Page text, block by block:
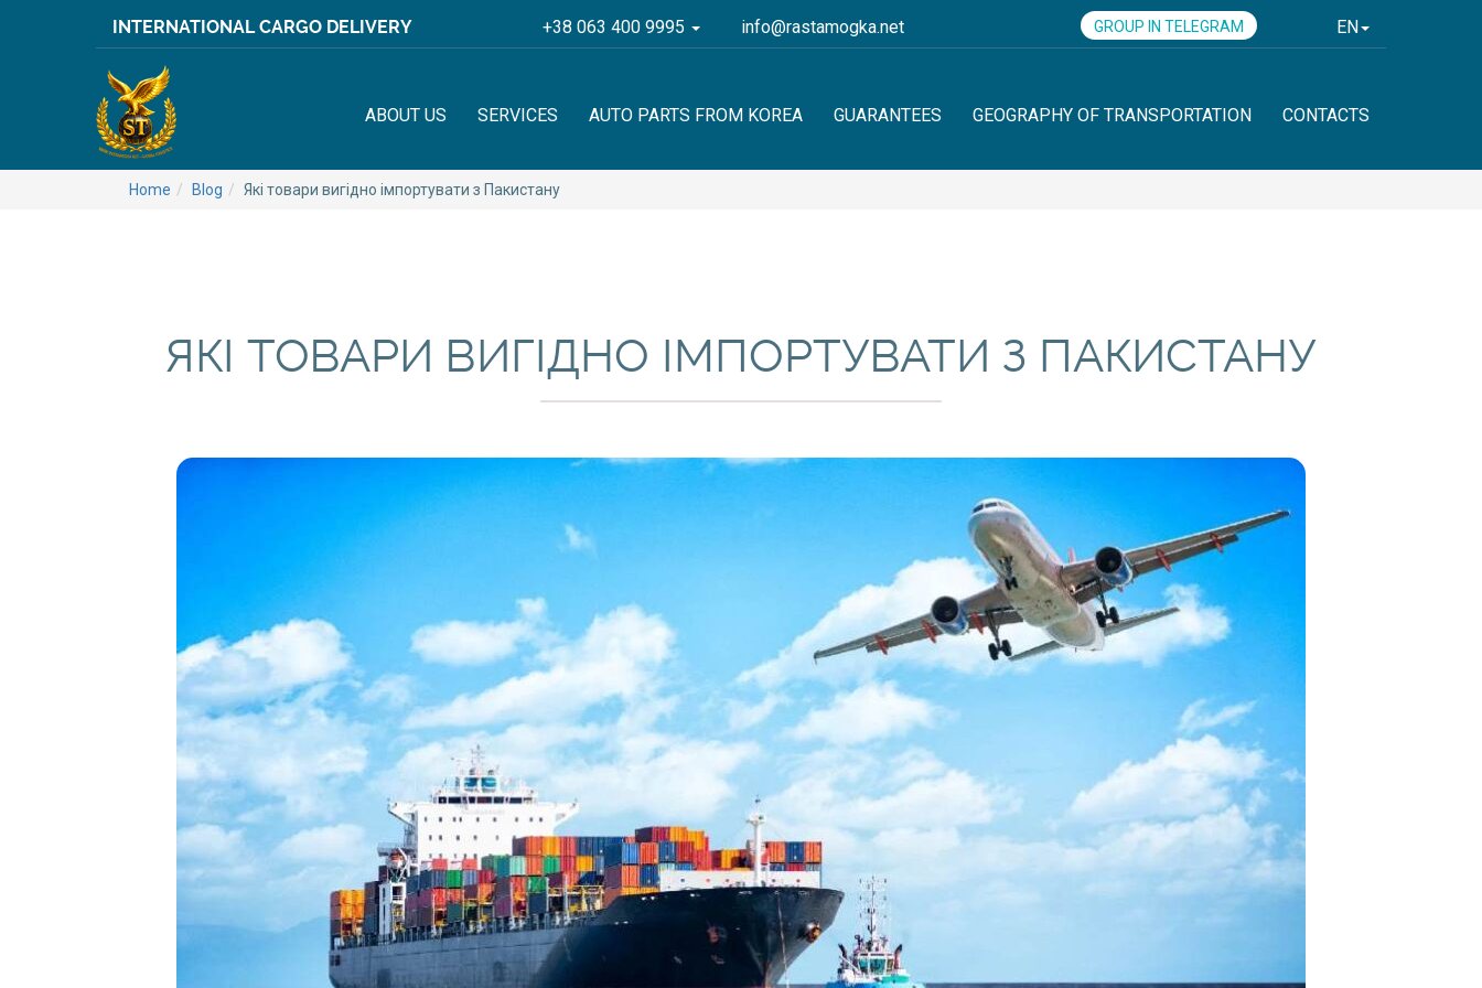
INTERNATIONAL CARGO DELIVERY +38 063 400 9995 info@rastamogka.net GROUP IN TELEGRAM EN
ABOUT US SERVICES AUTO PARTS FROM KOREA GUARANTEES GEOGRAPHY OF TRANSPORTATION CONTACTS
Home Blog Які товари вигідно імпортувати з Пакистану
ЯКІ ТОВАРИ ВИГІДНО ІМПОРТУВАТИ З ПАКИСТАНУ